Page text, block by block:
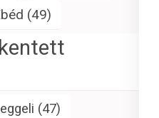
(49)
(47)